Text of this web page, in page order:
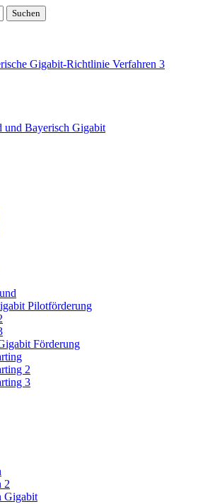
Suchen
Gigabit-Richtlinie Verfahren 3
und Bayerisch Gigabit
Pilotförderung
Förderung
2
3
2
Gigabit